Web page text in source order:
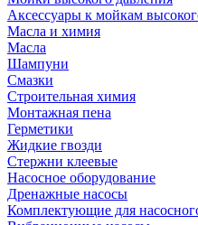
Аксессуары к мойкам
Масла и химия
Масла
Шампуни
Смазки
Строительная химия
Монтажная пена
Герметики
Жидкие гвозди
Стержни клеевые
Насосное оборудование
Дренажные насосы
Комплектующие для